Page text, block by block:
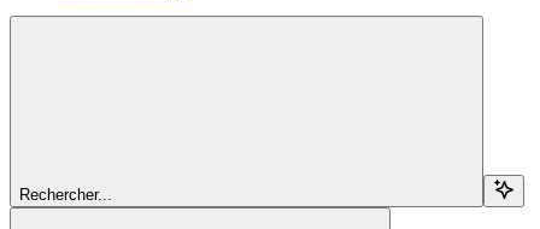
Rechercher...